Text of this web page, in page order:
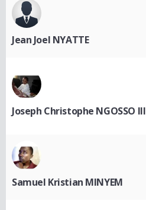
Jean Joel NYATTE
Joseph Christophe NGOSSO III
Samuel Kristian MINYEM